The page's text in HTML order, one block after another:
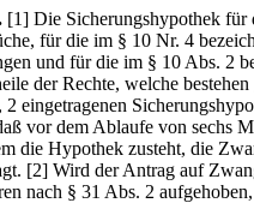
[1] Die Sicherungshypothek für
für die im § 10 Nr. 4
und für die im § 10 Abs. 2
der Rechte, welche
eingetragenen
vor dem Ablaufe von sechs
die Hypothek zusteht, die
[2] Wird der Antrag auf
nach § 31 Abs. 2